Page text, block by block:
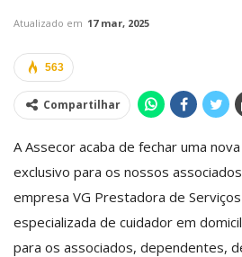
Atualizado em 17 mar, 2025
563
Compartilhar
A Assecor acaba de fechar uma
exclusivo para os nossos
empresa VG Prestadora de
especializada de cuidador em
para os associados, dependentes,